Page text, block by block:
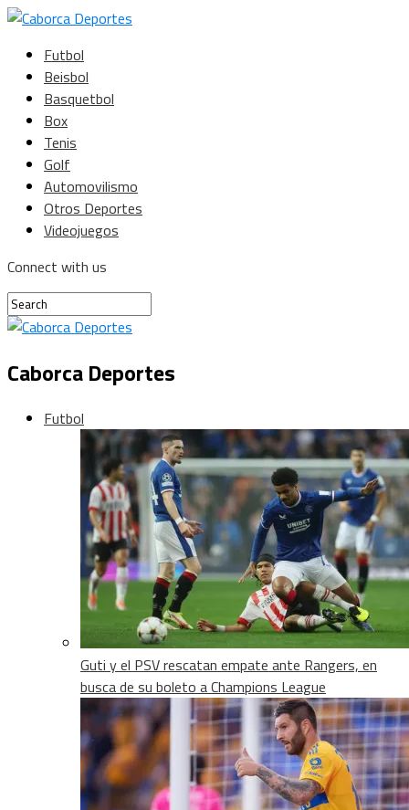
Futbol
Beisbol
Basquetbol
Box
Tenis
Golf
Automovilismo
Otros Deportes
Videojuegos
Connect with us
Caborca Deportes
Futbol
Guti y el PSV rescatan empate ante Rangers, en
busca de su boleto a Champions League